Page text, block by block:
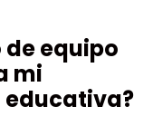
de equipo
mi
educativa?